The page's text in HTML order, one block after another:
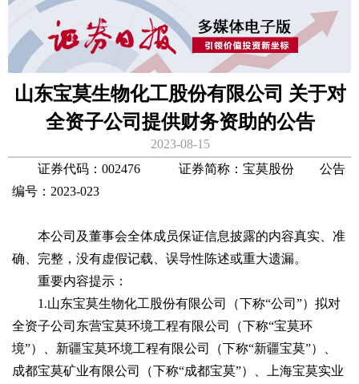
山东宝莫生物化工股份有限公司 关于对
全资子公司提供财务资助的公告
2023-08-15
证券代码：002476 证券简称：宝莫股份 公告
编号：2023-023
本公司及董事会全体成员保证信息披露的内容真实、准
确、完整，没有虚假记载、误导性陈述或重大遗漏。
重要内容提示：
1.山东宝莫生物化工股份有限公司（下称“公司”）拟对
全资子公司东营宝莫环境工程有限公司（下称“宝莫环
境”）、新疆宝莫环境工程有限公司（下称“新疆宝莫”）、
成都宝莫矿业有限公司（下称“成都宝莫”）、上海宝莫实业